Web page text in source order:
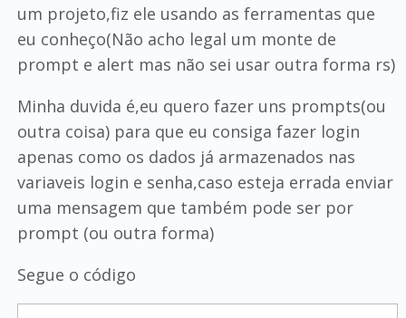
um projeto,fiz ele usando as ferramentas que
eu conheço(Não acho legal um monte de
prompt e alert mas não sei usar outra forma rs)
Minha duvida é,eu quero fazer uns prompts(ou
outra coisa) para que eu consiga fazer login
apenas como os dados já armazenados nas
variaveis login e senha,caso esteja errada enviar
uma mensagem que também pode ser por
prompt (ou outra forma)
Segue o código